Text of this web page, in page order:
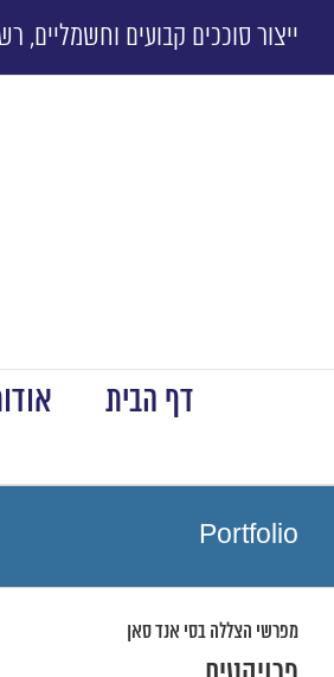
ייצור סוככים קבועים וחשמליים,
דף הבית
Portfolio
מפרשי הצללה בסי אנד סאן